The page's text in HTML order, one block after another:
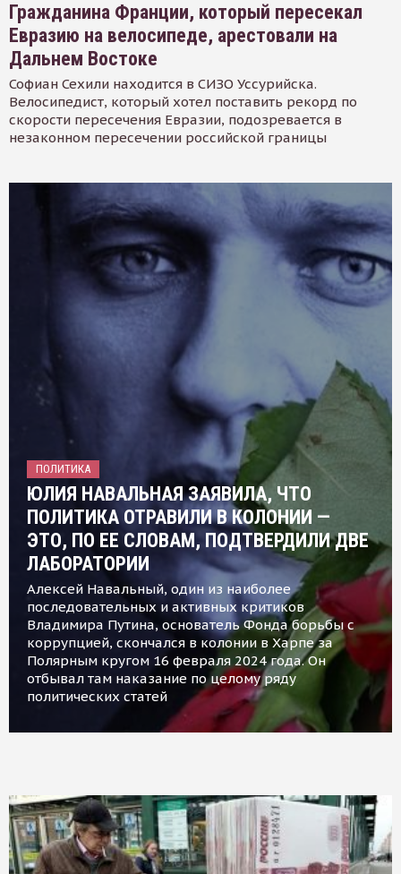
Гражданина Франции, который пересекал
Евразию на велосипеде, арестовали на
Дальнем Востоке
Софиан Сехили находится в СИЗО Уссурийска.
Велосипедист, который хотел поставить рекорд по
скорости пересечения Евразии, подозревается в
незаконном пересечении российской границы
ПОЛИТИКА
ЮЛИЯ НАВАЛЬНАЯ ЗАЯВИЛА, ЧТО
ПОЛИТИКА ОТРАВИЛИ В КОЛОНИИ —
ЭТО, ПО ЕЕ СЛОВАМ, ПОДТВЕРДИЛИ ДВЕ
ЛАБОРАТОРИИ
Алексей Навальный, один из наиболее
последовательных и активных критиков
Владимира Путина, основатель Фонда борьбы с
коррупцией, скончался в колонии в Харпе за
Полярным кругом 16 февраля 2024 года. Он
отбывал там наказание по целому ряду
политических статей